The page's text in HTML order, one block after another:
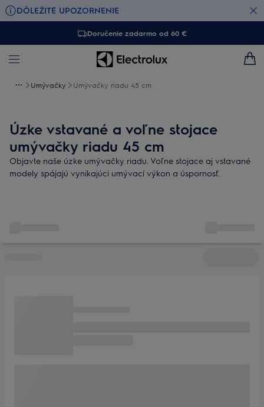
DÔLEŽITÉ UPOZORNENIE
Doručenie zadarmo od 60 €
Umývačky Umývačky riadu 45 cm
Úzke vstavané a voľne stojace
umývačky riadu 45 cm
Objavte naše úzke umývačky riadu. Voľne stojace aj vstavané
modely spájajú vynikajúci umývací výkon a úspornosť.